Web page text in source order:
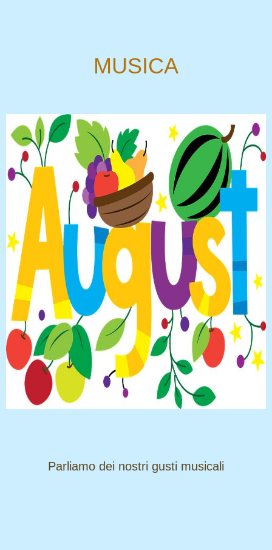
MUSICA
​​​​​​​Parliamo dei nostri gusti musicali